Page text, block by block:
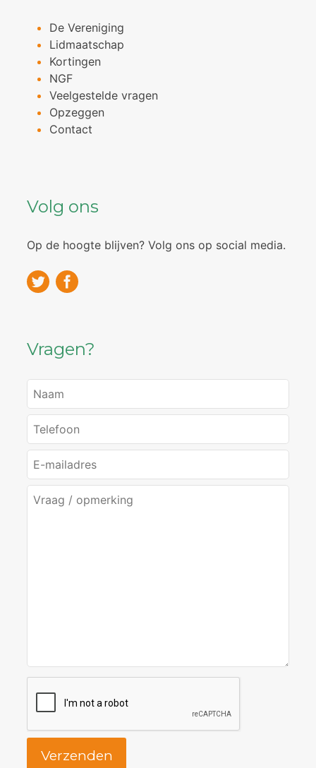
De Vereniging
Lidmaatschap
Kortingen
NGF
Veelgestelde vragen
Opzeggen
Contact
Volg ons
Op de hoogte blijven? Volg ons op social media.
Vragen?
Verzenden